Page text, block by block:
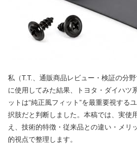
私（T.T.、通販商品レビュー・検証の分
に使用してみた結果、トヨタ・ダイハツ
ットは“純正風フィット”を最重要視する
択肢だと判断しました。本稿では、実使
え、技術的特徴・従来品との違い・メリ
的視点で整理します。